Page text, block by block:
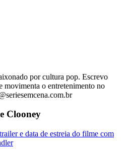
por cultura pop. Escrevo
movimenta o entretenimento no
Clooney